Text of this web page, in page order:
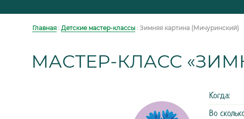
Главная : Детские мастер-классы : Зимняя картина (Мичуринский)
МАСТЕР-КЛАСС
Когда:
Во